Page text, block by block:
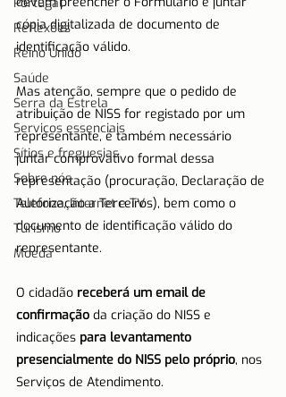
Reflexões
Reino Unido
Saúde
Serra da Estrela
Serviços essenciais
Sítios e freguesias
Sobre nós
Telefone, Internet e TV
Turismo
Moeda
cópia digitalizada de documento de
identificação válido.
Mas atenção, sempre que o pedido de
atribuição de NISS for registado por um
representante, é também necessário
juntar comprovativo formal dessa
representação (procuração, Declaração de
Autorização a Terceiros), bem como o
documento de identificação válido do
representante.
O cidadão receberá um email de
confirmação da criação do NISS e
indicações para levantamento
presencialmente do NISS pelo próprio, nos
Serviços de Atendimento.